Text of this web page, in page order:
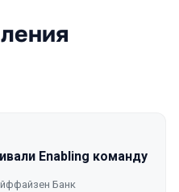
Enabling команду
Банк